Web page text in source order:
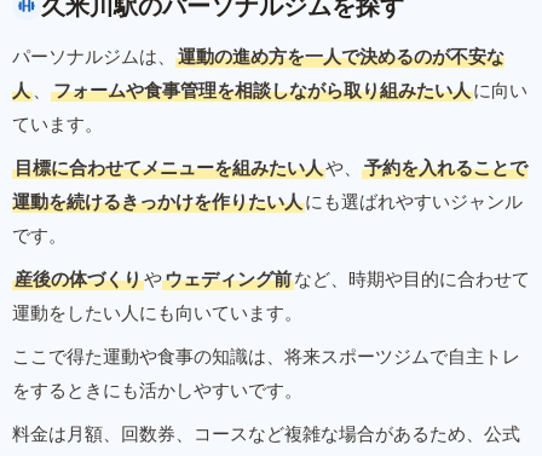
久米川駅のパーソナルジムを探す
パーソナルジムは、
運動の進め方を一人で決めるのが不安な
人 、 フォームや食事管理を相談しながら取り組みたい人に向い
ています。
目標に合わせてメニューを組みたい人や、
予約を入れることで
運動を続けるきっかけを作りたい人にも選ばれやすいジャンル
です。
産後の体づくりやウェディング前など、時期や目的に合わせて
運動をしたい人にも向いています。
ここで得た運動や食事の知識は、将来スポーツジムで自主トレ
をするときにも活かしやすいです。
料金は月額、回数券、コースなど複雑な場合があるため、公式